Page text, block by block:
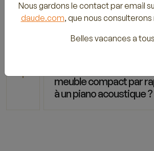
d'un piano numérique
meuble compact ?
meuble compact par
à un piano acoustique ?
Nous gardons le contact par email
daude.com, que nous
Belles vacances a